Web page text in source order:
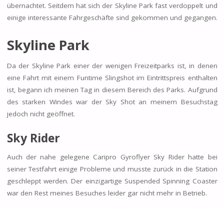
übernachtet. Seitdem hat sich der Skyline Park fast verdoppelt und
einige interessante Fahrgeschäfte sind gekommen und gegangen.
Skyline Park
Da der Skyline Park einer der wenigen Freizeitparks ist, in denen
eine Fahrt mit einem Funtime Slingshot im Eintrittspreis enthalten
ist, begann ich meinen Tag in diesem Bereich des Parks. Aufgrund
des starken Windes war der Sky Shot an meinem Besuchstag
jedoch nicht geöffnet.
Sky Rider
Auch der nahe gelegene Caripro Gyroflyer Sky Rider hatte bei
seiner Testfahrt einige Probleme und musste zurück in die Station
geschleppt werden. Der einzigartige Suspended Spinning Coaster
war den Rest meines Besuches leider gar nicht mehr in Betrieb.